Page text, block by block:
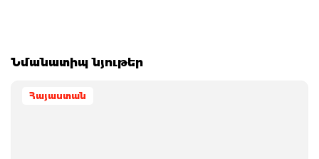
Նմանատիպ նյութեր
Հայաստան